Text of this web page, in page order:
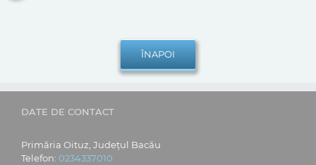
DATE DE CONTACT
Primăria Oituz, Județul Bacău
Telefon: 0234337010